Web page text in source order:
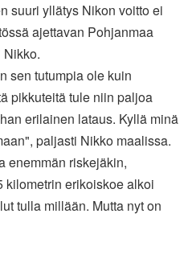
suuri yllätys Nikon voitto ei
ajettavan Pohjanmaa
sen tutumpia ole kuin
pikkuteitä tule niin paljoa
erilainen lataus. Kyllä minä
paljasti Nikko maalissa.
enemmän riskejäkin,
kilometrin erikoiskoe alkoi
tulla millään. Mutta nyt on